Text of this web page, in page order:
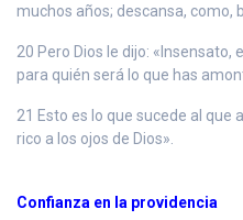
muchos años; descansa, como,
20 Pero Dios le dijo: «Insensato,
para quién será lo que has
21 Esto es lo que sucede al que
rico a los ojos de Dios».
Confianza en la providencia